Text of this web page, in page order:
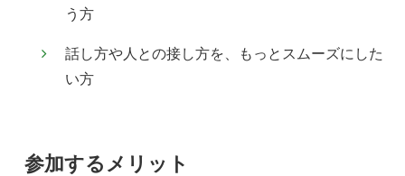
う方
話し方や人との接し方を、もっとスムーズにした
い方
参加するメリット